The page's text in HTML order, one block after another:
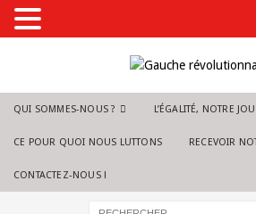
QUI SOMMES-NOUS ? L’ÉGALITÉ, NOTRE
CE POUR QUOI NOUS LUTTONS RECEVOIR
CONTACTEZ-NOUS !